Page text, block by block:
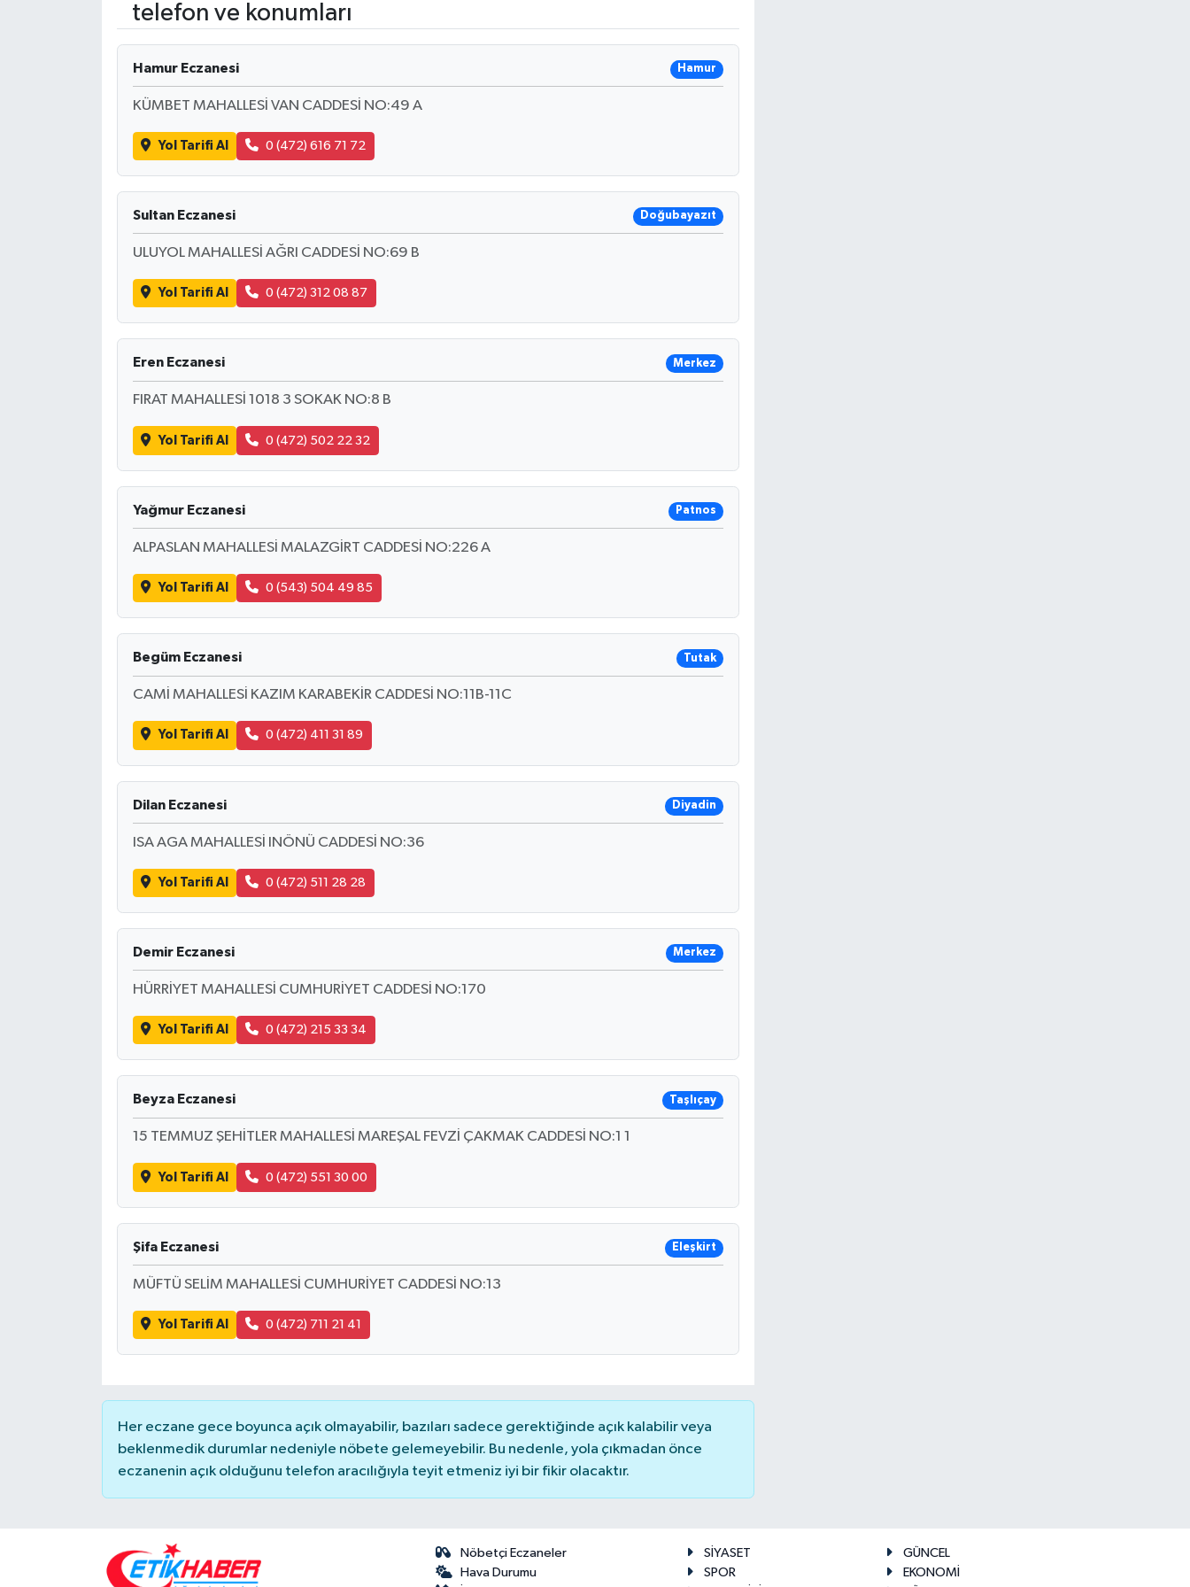
telefon ve konumları
Hamur Eczanesi Hamur
KÜMBET MAHALLESİ VAN CADDESİ NO:49 A
Yol Tarifi Al 0 (472) 616 71 72
Sultan Eczanesi Doğubayazıt
ULUYOL MAHALLESİ AĞRI CADDESİ NO:69 B
Yol Tarifi Al 0 (472) 312 08 87
Eren Eczanesi Merkez
FIRAT MAHALLESİ 1018 3 SOKAK NO:8 B
Yol Tarifi Al 0 (472) 502 22 32
Yağmur Eczanesi Patnos
ALPASLAN MAHALLESİ MALAZGİRT CADDESİ NO:226 A
Yol Tarifi Al 0 (543) 504 49 85
Begüm Eczanesi Tutak
CAMİ MAHALLESİ KAZIM KARABEKİR CADDESİ NO:11B-11C
Yol Tarifi Al 0 (472) 411 31 89
Dilan Eczanesi Diyadin
ISA AGA MAHALLESİ INÖNÜ CADDESİ NO:36
Yol Tarifi Al 0 (472) 511 28 28
Demir Eczanesi Merkez
HÜRRİYET MAHALLESİ CUMHURİYET CADDESİ NO:170
Yol Tarifi Al 0 (472) 215 33 34
Beyza Eczanesi Taşlıçay
15 TEMMUZ ŞEHİTLER MAHALLESİ MAREŞAL FEVZİ ÇAKMAK CADDESİ NO:1 1
Yol Tarifi Al 0 (472) 551 30 00
Şifa Eczanesi Eleşkirt
MÜFTÜ SELİM MAHALLESİ CUMHURİYET CADDESİ NO:13
Yol Tarifi Al 0 (472) 711 21 41
Her eczane gece boyunca açık olmayabilir, bazıları sadece gerektiğinde açık kalabilir veya
beklenmedik durumlar nedeniyle nöbete gelemeyebilir. Bu nedenle, yola çıkmadan önce
eczanenin açık olduğunu telefon aracılığıyla teyit etmeniz iyi bir fikir olacaktır.
Nöbetçi Eczaneler
Hava Durumu
SİYASET
GÜNCEL
SPOR
EKONOMİ
ÖZEL HABER
RÖPORTAJLAR